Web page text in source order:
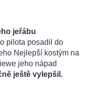
jeřábu
pilota posadil do
Nejlepší kostým na
jeho nápad
ještě vylepšil.